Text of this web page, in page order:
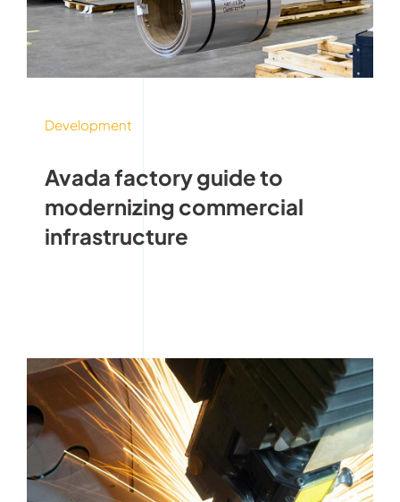
Development
Avada factory guide to
modernizing commercial
infrastructure